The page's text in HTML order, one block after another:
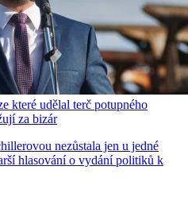
které udělal terč potupného
za bizár
nezůstala jen u jedné
hlasování o vydání politiků k